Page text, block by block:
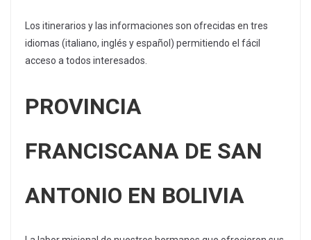
Los itinerarios y las informaciones son ofrecidas en tres
idiomas (italiano, inglés y español) permitiendo el fácil
acceso a todos interesados.
PROVINCIA
FRANCISCANA DE SAN
ANTONIO EN BOLIVIA